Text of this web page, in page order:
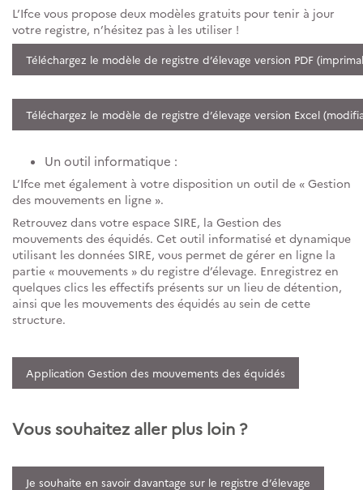
L’Ifce vous propose deux modèles gratuits pour tenir à jour
votre registre, n’hésitez pas à les utiliser !
Téléchargez le modèle de registre d’élevage version PDF
Téléchargez le modèle de registre d’élevage version Excel
Un outil informatique :
L’Ifce met également à votre disposition un outil de « Gestion
des mouvements en ligne ».
Retrouvez dans votre espace SIRE, la Gestion des
mouvements des équidés. Cet outil informatisé et dynamique
utilisant les données SIRE, vous permet de gérer en ligne la
partie « mouvements » du registre d’élevage. Enregistrez en
quelques clics les effectifs présents sur un lieu de détention,
ainsi que les mouvements des équidés au sein de cette
structure.
Application Gestion des mouvements des équidés
Vous souhaitez aller plus loin ?
Je souhaite en savoir davantage sur le registre d’élevage